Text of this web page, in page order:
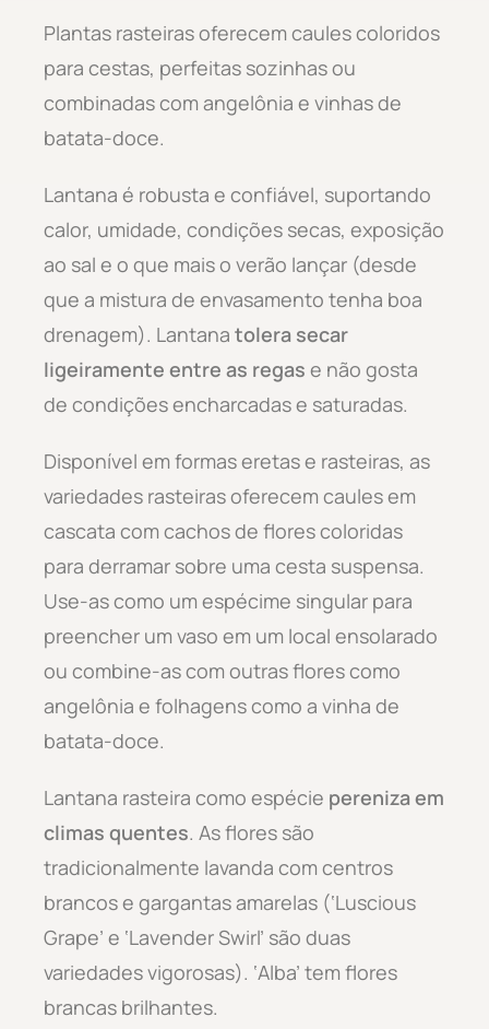
Plantas rasteiras oferecem caules coloridos
para cestas, perfeitas sozinhas ou
combinadas com angelônia e vinhas de
batata-doce.
Lantana é robusta e confiável, suportando
calor, umidade, condições secas, exposição
ao sal e o que mais o verão lançar (desde
que a mistura de envasamento tenha boa
drenagem). Lantana tolera secar
ligeiramente entre as regas e não gosta
de condições encharcadas e saturadas.
Disponível em formas eretas e rasteiras, as
variedades rasteiras oferecem caules em
cascata com cachos de flores coloridas
para derramar sobre uma cesta suspensa.
Use-as como um espécime singular para
preencher um vaso em um local ensolarado
ou combine-as com outras flores como
angelônia e folhagens como a vinha de
batata-doce.
Lantana rasteira como espécie pereniza em
climas quentes. As flores são
tradicionalmente lavanda com centros
brancos e gargantas amarelas (‘Luscious
Grape’ e ‘Lavender Swirl’ são duas
variedades vigorosas). ‘Alba’ tem flores
brancas brilhantes.